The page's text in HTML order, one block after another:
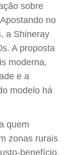
sobre
no
a Shineray
A proposta
moderna,
e a
modelo há
quem
zonas rurais
benefício,